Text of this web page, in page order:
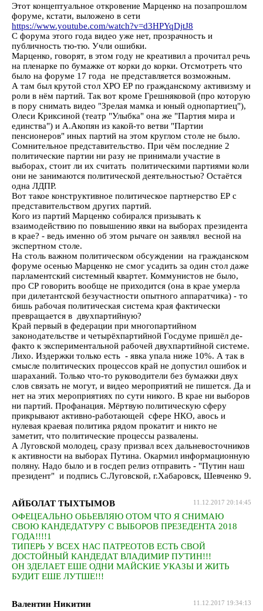
Этот концептуальное откровение Марценко на позапрошлом
форуме, кстати, выложено в сети
https://www.youtube.com/watch?v=d3HPYqDjtJ8
С форума этого года видео уже нет, прозрачность и
публичность тю-тю. Учли ошибки.
Марценко, говорят, в этом году не креативил а прочитал речь
на пленарке по бумажке от корки до корки. Отсмотреть что
было на форуме 17 года не представляется возможным.
А там был крутой стол ХРО ЕР по гражданскому активизму и
роли в нём партий. Так вот кроме Грешняковой (про которую
в пору снимать видео "Зрелая мамка и юный однопартиец"),
Олеси Криксиной (театр "Улыбка" она же "Партия мира и
единства") и А.Акопян из какой-то ветви "Партии
пенсионеров" иных партий на этом круглом столе не было.
Сомнительное представительство. При чём последние 2
политические партии ни разу не принимали участие в
выборах, стоит ли их считать политическими партиями коли
они не занимаются политической деятельностью? Остаётся
одна ЛДПР.
Вот такое конструктивное политическое партнерство ЕР с
представительством других партий.
Кого из партий Марценко собирался призывать к
взаимодействию по повышению явки на выборах президента
в крае? - ведь именно об этом рычаге он заявлял весной на
экспертном столе.
На столь важном политическом обсуждении на гражданском
форуме осенью Марценко не смог усадить за один стол даже
парламентский системный квартет. Коммунистов не было,
про СР говорить вообще не приходится (она в крае умерла
при дилетантской безучастности опытного аппаратчика) - то
бишь рабочая политическая система края фактически
превращается в двухпартийную?
Край первый в федерации при многопартийном
законодательстве и четырёхпартийной Госдуме пришёл де-
факто к экспериментальной рабочей двухпартийной системе.
Лихо. Издержки только есть - явка упала ниже 10%. А так в
смысле политических процессов край не допустил ошибок и
шараханий. Только что-то руководители без бумажки двух
слов связать не могут, и видео мероприятий не пишется. Да и
нет на этих мероприятиях по сути никого. В крае ни выборов
ни партий. Профанация. Мёртвую политическую сферу
прикрывают активно-работающей сфере НКО, авось и
нулевая краевая политика рядом прокатит и никто не
заметит, что политические процессы развалены.
А Луговской молодец, сразу призвал всех дальневосточников
к активности на выборах Путина. Окармил информационную
поляну. Надо было и в госдеп релиз отправить - "Путин наш
президент" и подпись С.Луговской, г.Хабаровск, Шевченко 9.
11.12.2017 20:14:45
АЙБОЛАТ ТЫХТЫМОВ
ОФЕЦЕАЛЬНО ОБЬЕВЛЯЮ ОТОМ ЧТО Я СНИМАЮ
СВОЮ КАНДЕДАТУРУ С ВЫБОРОВ ПРЕЗЕДЕНТА 2018
ГОДА!!!!1
ТИПЕРЬ У ВСЕХ НАС ПАТРЕОТОВ ЕСТЬ СВОЙ
ДОСТОЙНЫЙ КАНДЕДАТ ВЛАДИМИР ПУТИН!!!
ОН ЗДЕЛАЕТ ЕШЕ ОДНИ МАЙСКИЕ УКАЗЫ И ЖИТЬ
БУДИТ ЕШЕ ЛУТШЕ!!!
11.12.2017 19:34:13
Валентин Никитин